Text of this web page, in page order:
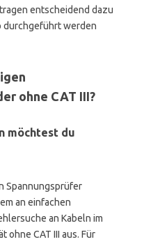
entscheidend dazu
durchgeführt werden
ohne CAT III?
möchtest du
Spannungsprüfer
an einfachen
an Kabeln im
ohne CAT III aus. Für